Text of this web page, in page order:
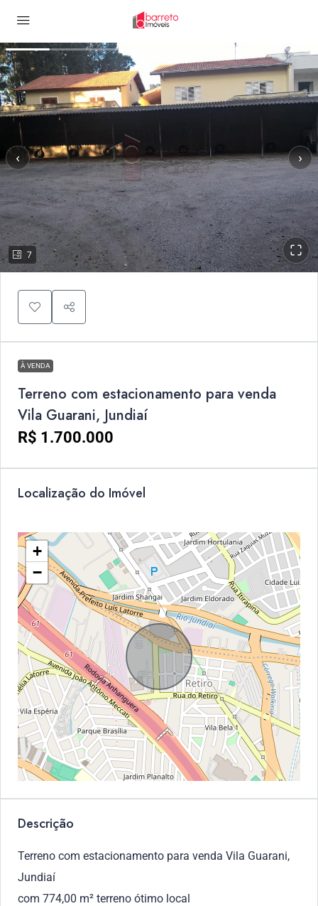
7
‹ ›
À VENDA
Terreno com estacionamento para venda
Vila Guarani, Jundiaí
R$ 1.700.000
Localização do Imóvel
+
−
Descrição
Terreno com estacionamento para venda Vila Guarani,
Jundiaí
com 774,00 m² terreno ótimo local